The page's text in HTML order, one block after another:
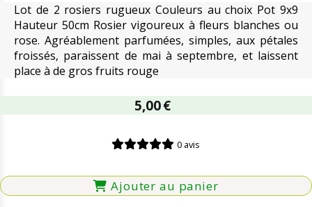
Lot de 2 rosiers rugueux Couleurs au choix Pot 9x9
Hauteur 50cm Rosier vigoureux à fleurs blanches ou
rose. Agréablement parfumées, simples, aux pétales
froissés, paraissent de mai à septembre, et laissent
place à de gros fruits rouge
5,00€
0 avis
Ajouter au panier